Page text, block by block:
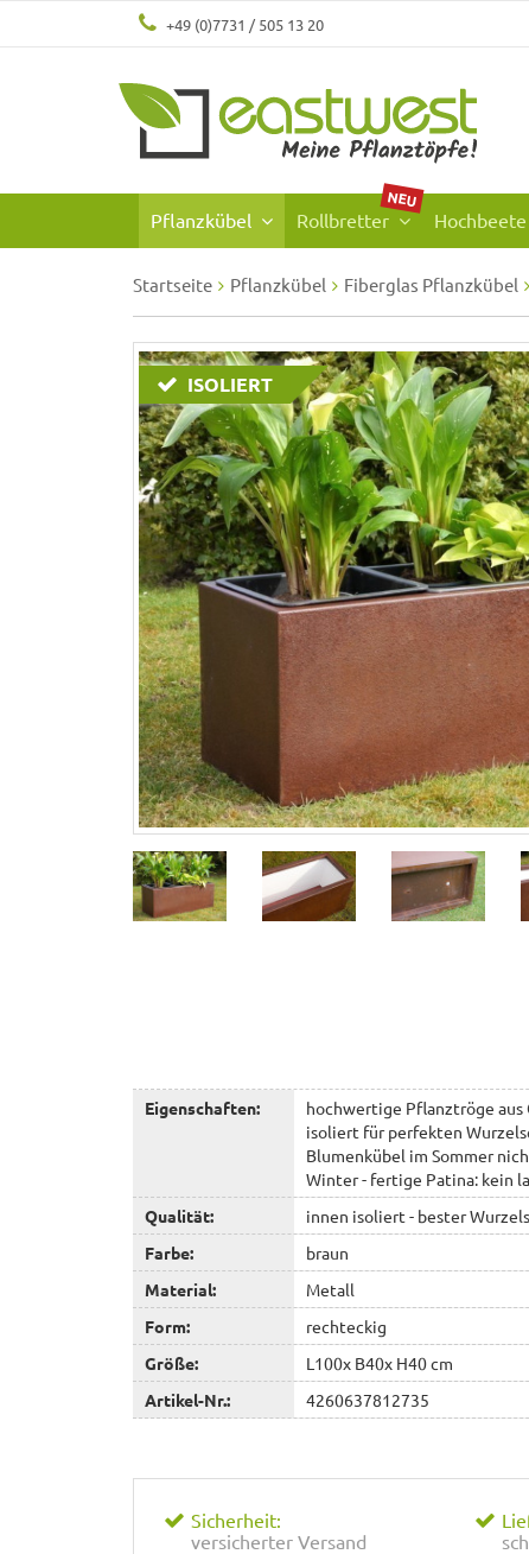
+49 (0)7731 / 505 13 20
Pflanzkübel Rollbretter
NEU
Hochbeete
Startseite Pflanzkübel Fiberglas Pflanzkübel
ISOLIERT
Eigenschaften:
hochwertige Pflanztröge
isoliert für perfekten
Blumenkübel im Sommer
Winter - fertige Patina: kein
Qualität:
innen isoliert - bester
Farbe:
braun
Material:
Metall
Form:
rechteckig
Größe:
L100x B40x H40 cm
Artikel-Nr.:
4260637812735
Sicherheit:
versicherter Versand